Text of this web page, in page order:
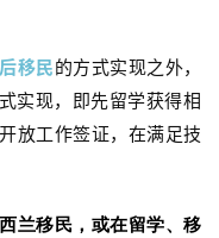
移民的方式实现之外，
实现，即先留学获得相
放工作签证，在满足技
兰移民，或在留学、移